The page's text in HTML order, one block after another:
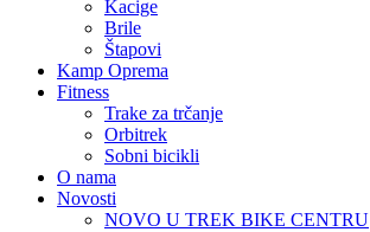
Kacige
Brile
Štapovi
Kamp Oprema
Fitness
Trake za trčanje
Orbitrek
Sobni bicikli
O nama
Novosti
NOVO U TREK BIKE CENTRU